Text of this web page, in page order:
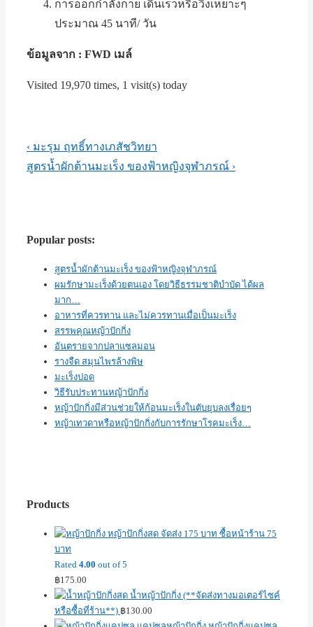
การออกกำลังกาย เดินเร็วหรือวิ่งเหยาะๆ
ประมาณ 45 นาที/ วัน
ข้อมูลจาก : FWD เมล์
Visited 19,970 times, 1 visit(s) today
Post
navigation
Previous
Post
‹ มะรุม ฤทธิ์ทางเภสัชวิทยา
Next
สูตรน้ำผักต้านมะเร็ง ของฟ้าหญิงจุฬาภรณ์ ›
Popular posts:
สูตรน้ำผักต้านมะเร็ง ของฟ้าหญิงจุฬาภรณ์
ผมรักษามะเร็งด้วยตนเอง โดยวิธีธรรมชาติบำบัด ได้ผล
มาก…
อาหารที่ควรทาน และไม่ควรทานเมื่อเป็นมะเร็ง
สรรพคุณหญ้าปักกิ่ง
อันตรายจากปลาแซลมอน
รางจืด สมุนไพรล้างพิษ
มะเร็งปอด
วิธีรับประทานหญ้าปักกิ่ง
หญ้าปักกิ่งมีส่วนช่วยให้ก้อนมะเร็งในตับยุบลงเรื่อยๆ
หญ้าเทวดาหรือหญ้าปักกิ่งกับการรักษาโรคมะเร็ง…
Products
หญ้าปักกิ่งสด จัดส่ง 175 บาท ซื้อหน้าร้าน 75
บาท
Rated 4.00 out of 5
฿175.00
น้ำหญ้าปักกิ่ง (**จัดส่งทางมอเตอร์ไซค์
หรือซื้อที่ร้าน**) ฿130.00